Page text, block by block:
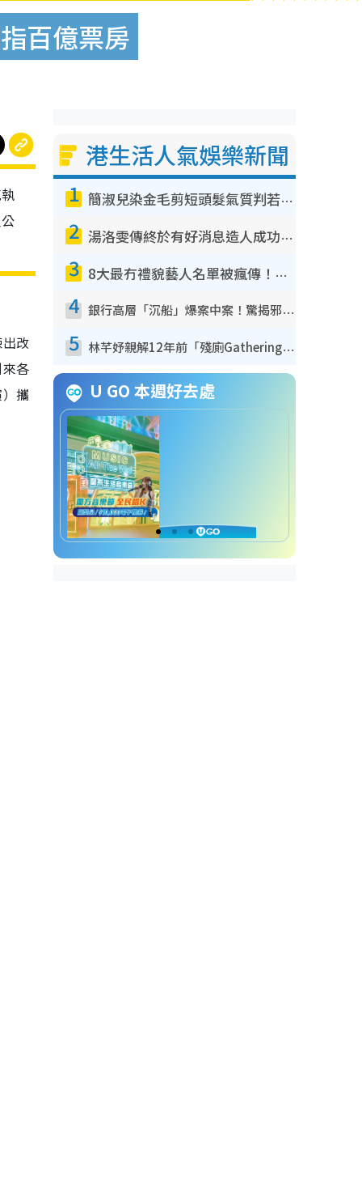
百億票房
改
各
攜
港生活人氣娛樂新聞
1 簡淑兒染金毛剪短頭髮氣質判若兩人！嚇壞老公麥大力都認唔出：「你做咩事？」
2 湯洛雯傳終於有好消息造人成功！兩大細節曝孕味極濃惹猜測：大肚婆先會咁！
3 8大最冇禮貌藝人名單被瘋傳！網民揭發明星真面目 一致數臭呢位係無品天花板？
4 銀行高層「沉船」爆案中案！驚揭邪教洗腦操控賣淫被吞600萬 幕後黑手講多錯多
5 林芊妤親解12年前「殘廁Gathering」真相！高層解約一句話重創尊嚴至今拒返TVB
U GO 本週好去處